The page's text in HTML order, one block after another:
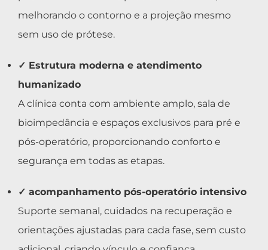
melhorando o contorno e a projeção mesmo
sem uso de prótese.
✓ Estrutura moderna e atendimento
humanizado
A clínica conta com ambiente amplo, sala de
bioimpedância e espaços exclusivos para pré e
pós-operatório, proporcionando conforto e
segurança em todas as etapas.
✓ acompanhamento pós-operatório intensivo
Suporte semanal, cuidados na recuperação e
orientações ajustadas para cada fase, sem custo